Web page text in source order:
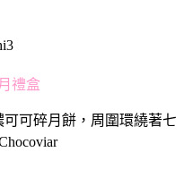
禮盒
可碎月餅，周圍環繞著七